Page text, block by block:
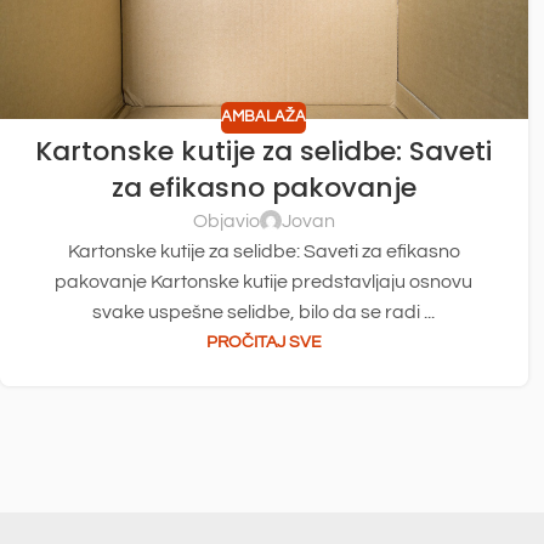
AMBALAŽA
Kartonske kutije za selidbe: Saveti
za efikasno pakovanje
Objavio
Jovan
Kartonske kutije za selidbe: Saveti za efikasno
pakovanje Kartonske kutije predstavljaju osnovu
svake uspešne selidbe, bilo da se radi ...
PROČITAJ SVE